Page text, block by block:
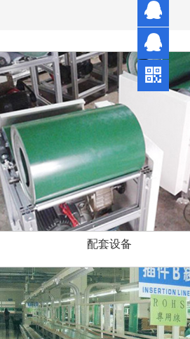
配套设备
7710
生
陈先
生
符小
姐
陈小